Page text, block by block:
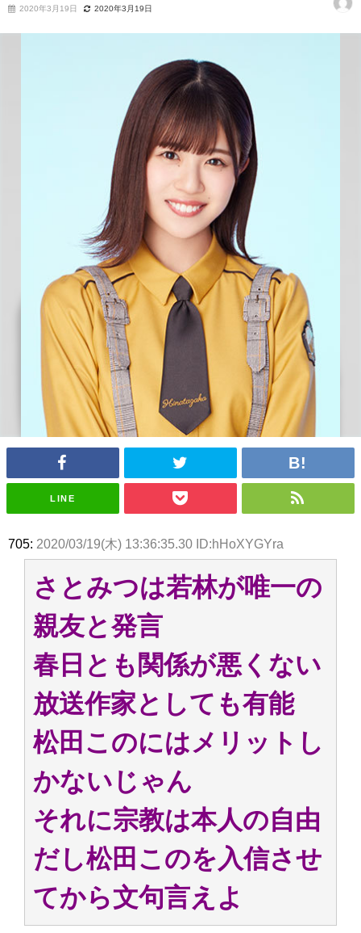
の時代だと話題に
日向坂46まとめのまとめ / 筒井あやめ、アレをチラリ。こういう偶然の方
日向坂46まとめのまとめ / 【日向坂46】富田鈴花1st写真集の先行カット、
日向坂46まとめのまとめ / 【日向坂46】五期生着ぐるみ生写真も！ 富田鈴
花考案グッズ＆生写真5種が公開される
日向坂46まとめのまとめ / これから彼氏と行為する直前の賀喜遥香、やば
アイドル – ぷぅアンテナ / 「乃木坂46ののぎおび⊿」北野日奈子が生配
信！【2022.3.22 17:15〜 SHOWROOM】
アイドル – ぷぅアンテナ / 2022年3月22日（火）のメディア情報
アイドル – ぷぅアンテナ / 【乃木坂46】井上和の『なぎおはぎ』って こん
ぺいとう×いちごみるく×マヨラー星人 と同じと考えてよろしいですか？
アイドル – ぷぅアンテナ / 【乃木坂46】日村勇紀 gif職人が切り抜いた名シ
ふぇどみ！ / 【悲報】呪術廻戦、視聴率5.1%
ふぇどみ！ / 【画像】スポ－ツキャスターお姉さん・ハメまくりだったｗｗ
ｗｗｗｗｗｗｗｗｗｗ
ふぇどみ！ / 【悲報】母「裕福な過程が高学歴になるとか大嘘。教育に金を
かけまくったうちの息子が団地住みの貧乏に学歴で負けた」
Powered by livedoor 相互RSS
2020年3月19日 2020年3月19日
LINE
705: 2020/03/19(木) 13:36:35.30 ID:hHoXYGYra
さとみつは若林が唯一の
親友と発言
春日とも関係が悪くない
放送作家としても有能
松田このにはメリットし
かないじゃん
それに宗教は本人の自由
だし松田このを入信させ
てから文句言えよ